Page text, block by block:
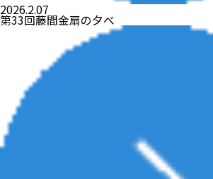
2026.2.07
第33回藤間金扇の夕べ